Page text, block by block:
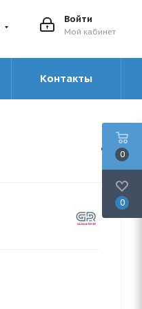
Войти
Мой кабинет
Контакты
0
0